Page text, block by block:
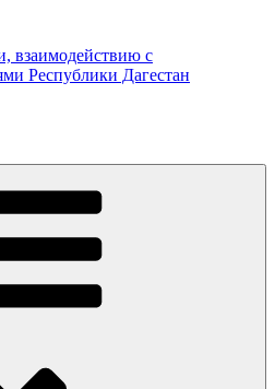
взаимодействию с
Республики Дагестан